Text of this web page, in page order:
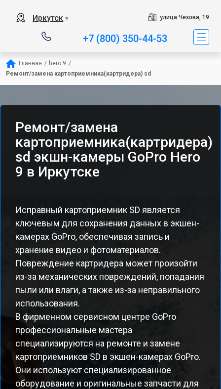
Иркутск ▼ улица Чехова, 19
+7 (800) 350-44-53
Главная / hero 9 /
Ремонт/замена картоприемника(картридера) sd
Ремонт/замена
картоприемника(картридера)
sd экшн-камеры GoPro Hero
9 в Иркутске
Исправный картоприемник SD является
ключевым для сохранения данных в экшен-
камерах GoPro, обеспечивая запись и
хранение видео и фотоматериалов.
Повреждение картридера может произойти
из-за механических повреждений, попадания
пыли или влаги, а также из-за неправильного
использования.
В фирменном сервисном центре GoPro
профессиональные мастера
специализируются на ремонте и замене
картоприемников SD в экшен-камерах GoPro.
Они используют специализированное
оборудование и оригинальные запчасти для